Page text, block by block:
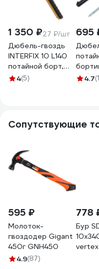
1 350 ₽27 ₽/шт
Дюбель-гвоздь
INTERFIX 10 L140
потайной борт,
быстрый монтаж
4(5)
695
4.7
Сопутствующие
595 ₽
Молоток-
гвоздодер Gigant
450г GNH450
4.9(87)
778
Бур